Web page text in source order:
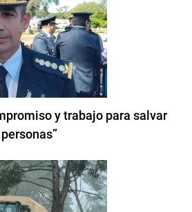
y trabajo para salvar